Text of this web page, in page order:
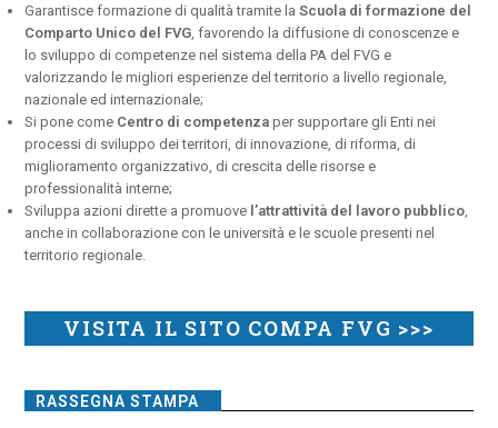
Garantisce formazione di qualità tramite laScuola di formazione del
Comparto Unico del FVG , favorendo la diffusione di conoscenze e
lo sviluppo di competenze nel sistema della PA del FVG e
valorizzando le migliori esperienze del territorio a livello regionale,
nazionale ed internazionale;
Si pone come Centro di competenza per supportare gli Enti nei
processi di sviluppo dei territori, di innovazione, di riforma, di
miglioramento organizzativo, di crescita delle risorse e
professionalità interne;
Sviluppa azioni dirette a promuove l’attrattività del lavoro pubblico
anche in collaborazione con le università e le scuole presenti nel
territorio regionale.
VISITA IL SITO COMPA FVG >>>
RASSEGNA STAMPA